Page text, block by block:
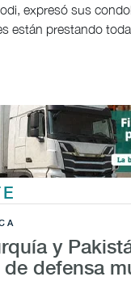
expresó sus
están prestando
y
defensa